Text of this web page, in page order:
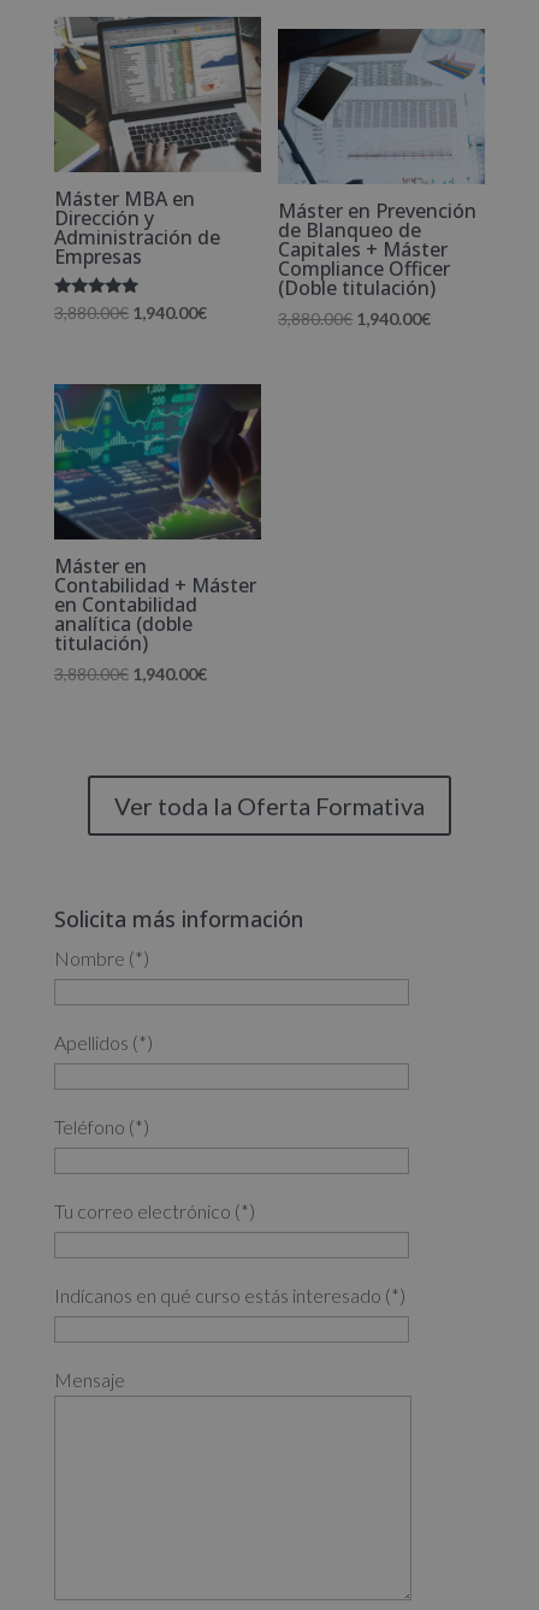
original
era:
3,880.00€.
actual
es:
1,940.00€.
original
era:
3,880.00€.
actual
es:
1,940.00€.
Máster MBA en
Dirección y
Administración de
Empresas
Valorado
con
3,880.00€ El
era:
3,880.00€.
1,940.00€El
1,940.00€.
Máster en Prevención
de Blanqueo de
Capitales + Máster
Compliance Officer
(Doble titulación)
3,880.00€ El
1,940.00€El
Máster en
Contabilidad + Máster
en Contabilidad
analítica (doble
titulación)
3,880.00€ El
3,880.00€.
1,940.00€El
1,940.00€.
Ver toda la Oferta Formativa
Solicita más información
Nombre (*)
Apellidos (*)
Teléfono (*)
Tu correo electrónico (*)
Indícanos en qué curso estás interesado (*)
Mensaje